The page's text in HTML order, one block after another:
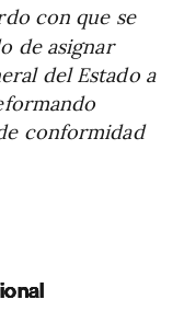
con que se
de asignar
del Estado a
conformidad